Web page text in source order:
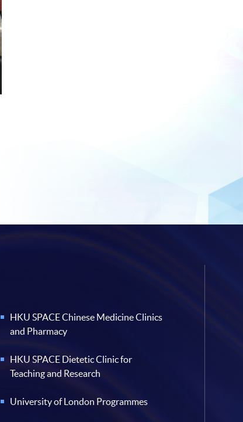
HKU SPACE Chinese Medicine Clinics
and Pharmacy
HKU SPACE Dietetic Clinic for
Teaching and Research
University of London Programmes